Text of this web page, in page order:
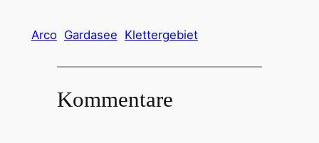
Arco Gardasee Klettergebiet
Kommentare